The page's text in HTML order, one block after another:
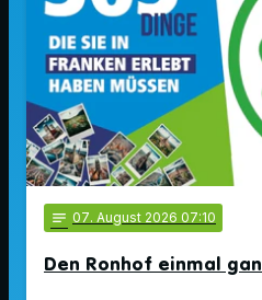
notes 07. August 2026 07:10
Den Ronhof einmal